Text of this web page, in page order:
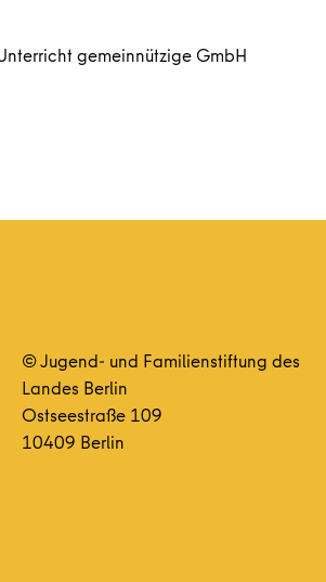
gemeinnützige GmbH
© Jugend- und Familienstiftung des
Landes Berlin
Ostseestraße 109
10409 Berlin